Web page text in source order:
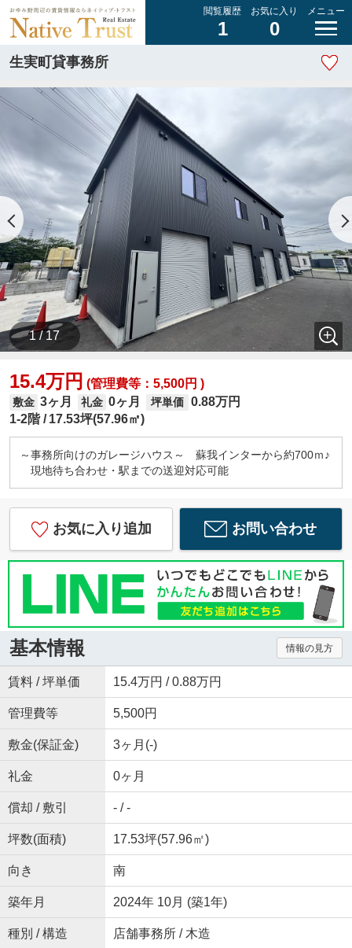
閲覧履歴
1
お気に入り
0
メニュー
生実町貸事務所
1 / 17
15.4万円 (管理費等：5,500円 )
敷金 3ヶ月 礼金 0ヶ月 坪単価 0.88万円
1-2階
17.53坪(57.96㎡)
～事務所向けのガレージハウス～ 蘇我インターから約700ｍ♪
現地待ち合わせ・駅までの送迎対応可能
お気に入り追加 お問い合わせ
基本情報 情報の見方
賃料 / 坪単価 15.4万円 / 0.88万円
管理費等 5,500円
敷金(保証金) 3ヶ月(-)
礼金 0ヶ月
償却 / 敷引 - / -
坪数(面積) 17.53坪(57.96㎡)
向き 南
築年月 2024年 10月 (築1年)
種別 / 構造 店舗事務所 / 木造